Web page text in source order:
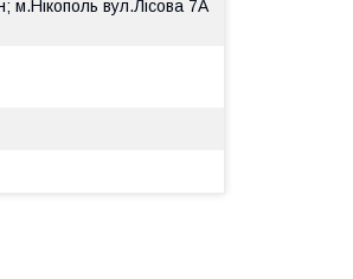
м.Нікополь вул.Лісова 7А